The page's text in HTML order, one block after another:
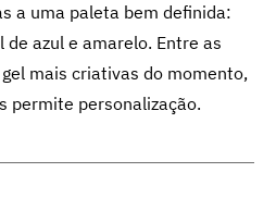
a uma paleta bem definida:
azul e amarelo. Entre as
mais criativas do momento,
permite personalização.